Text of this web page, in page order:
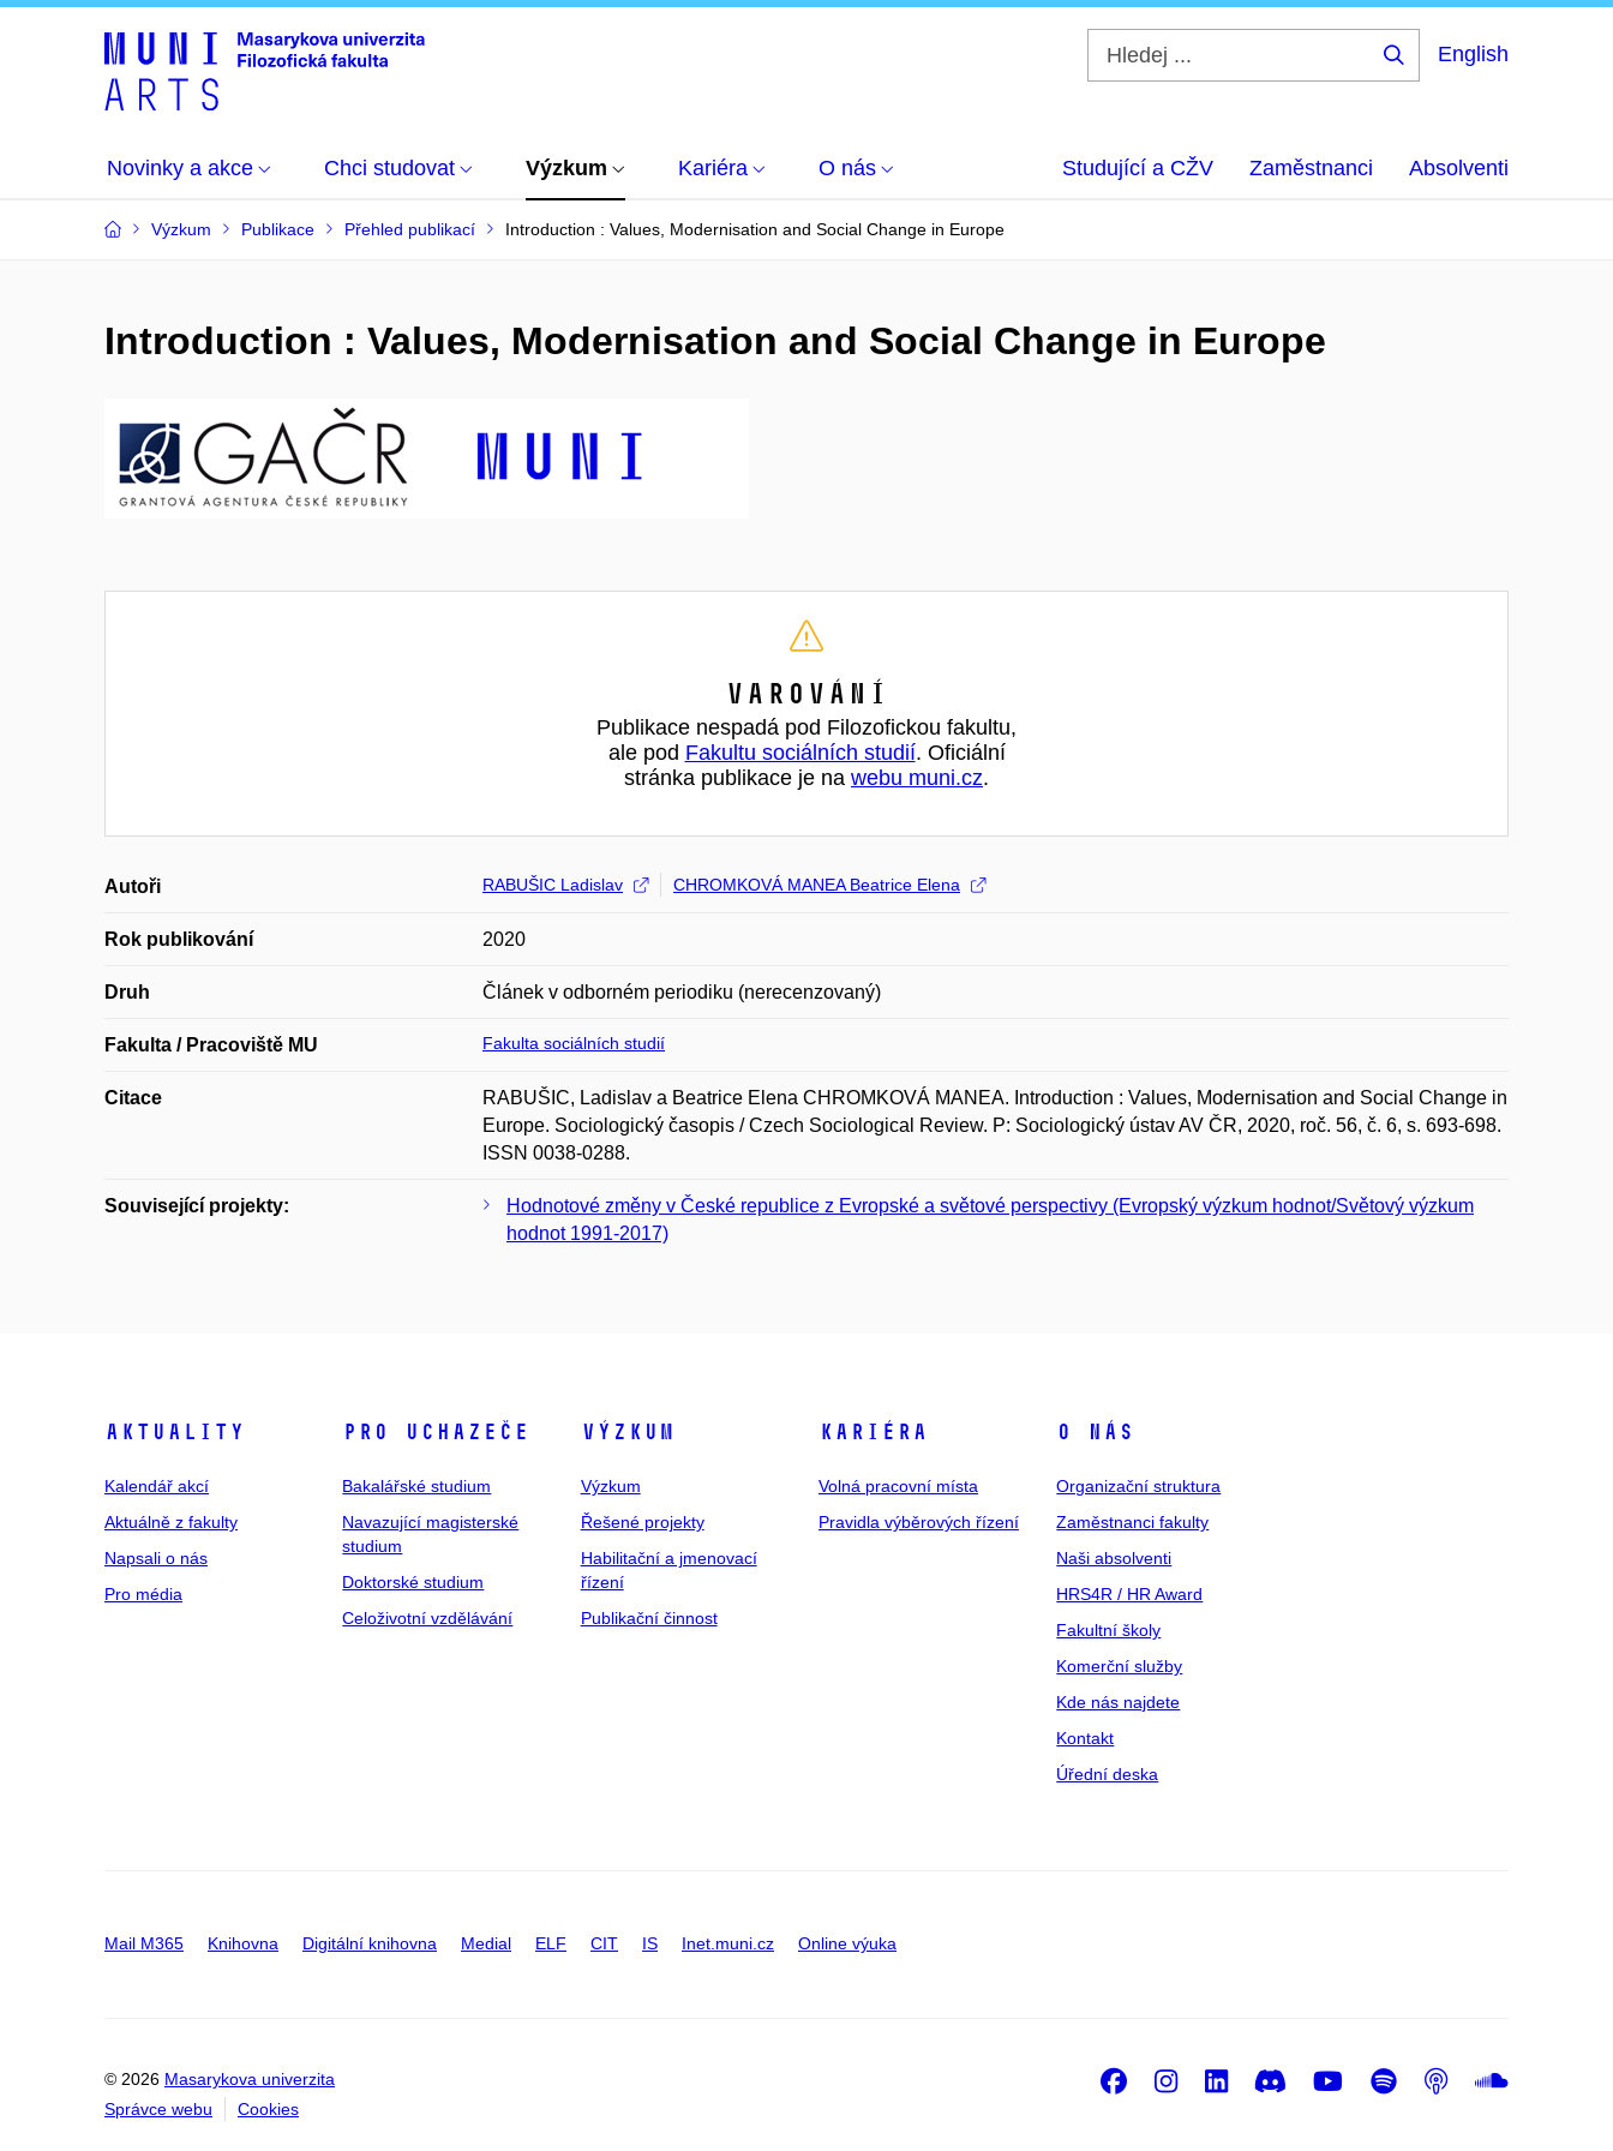
English
Novinky a akce Chci studovat Výzkum Kariéra O nás Studující a CŽV Zaměstnanci Absolventi
Výzkum Publikace Přehled publikací Introduction : Values, Modernisation and Social Change in Europe
Introduction : Values, Modernisation and Social Change in Europe
Varování
Publikace nespadá pod Filozofickou fakultu,
ale pod Fakultu sociálních studií. Oficiální
stránka publikace je na webu muni.cz.
Autoři RABUŠIC Ladislav CHROMKOVÁ MANEA Beatrice Elena
Rok publikování 2020
Druh Článek v odborném periodiku (nerecenzovaný)
Fakulta / Pracoviště MU Fakulta sociálních studií
Citace
RABUŠIC, Ladislav a Beatrice Elena CHROMKOVÁ MANEA. Introduction : Values, Modernisation and Social Change in
Europe. Sociologický časopis / Czech Sociological Review. P: Sociologický ústav AV ČR, 2020, roč. 56, č. 6, s. 693-698.
ISSN 0038-0288.
Související projekty:
Hodnotové změny v České republice z Evropské a světové perspectivy (Evropský výzkum hodnot/Světový výzkum
hodnot 1991-2017)
Aktuality
Kalendář akcí
Aktuálně z fakulty
Napsali o nás
Pro média
Pro uchazeče
Bakalářské studium
Navazující magisterské
studium
Doktorské studium
Celoživotní vzdělávání
Výzkum
Výzkum
Řešené projekty
Habilitační a jmenovací
řízení
Publikační činnost
Kariéra
Volná pracovní místa
Pravidla výběrových řízení
O nás
Organizační struktura
Zaměstnanci fakulty
Naši absolventi
HRS4R / HR Award
Fakultní školy
Komerční služby
Kde nás najdete
Kontakt
Úřední deska
Mail M365 Knihovna Digitální knihovna Medial ELF CIT IS Inet.muni.cz Online výuka
© 2026 Masarykova univerzita
Správce webu
Cookies
Facebook
Instagram
LinkedIn
DiscordYoutube
Spotify
Podcast